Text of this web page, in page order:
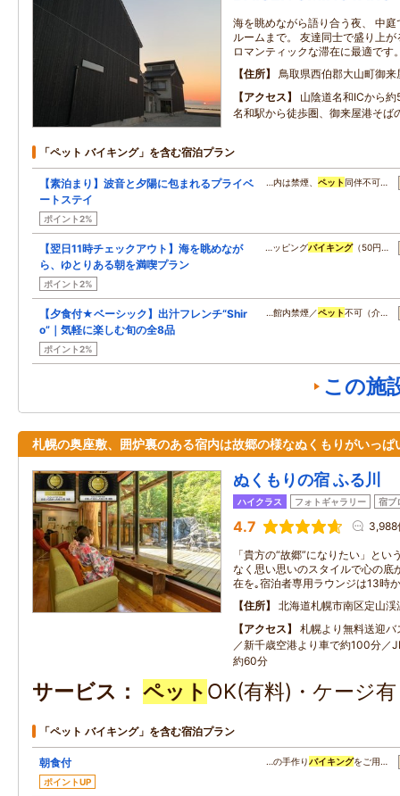
海を眺めながら語り合う夜、 中
ルームまで。 友達同士で盛り上
ロマンティックな滞在に最適です
住所
鳥取県西伯郡大山町御来
アクセス
山陰道名和ICから
名和駅から徒歩圏、御来屋港そば
「ペット バイキング」を含む宿泊プラン
【素泊まり】波音と夕陽に包まれるプライベ
ートステイ
ポイント2%
…内は禁煙、 ペット 同伴不可…
【翌日11時チェックアウト】海を眺めなが
ら、ゆとりある朝を満喫プラン
ポイント2%
…ッピングバイキング（50円…
【夕食付★ベーシック】出汁フレンチ“Shir
o”｜気軽に楽しむ旬の全8品
ポイント2%
…館内禁煙／ペット不可（介…
この施
札幌の奥座敷、囲炉裏のある宿内は故郷の様なぬくもりがいっぱ
ぬくもりの宿 ふる川
ハイクラス フォトギャラリー 宿ブ
4.7 3,988
「貴方の“故郷”になりたい」と
なく思い思いのスタイルで心の底
在を｡宿泊者専用ラウンジは13時
住所
北海道札幌市南区定山
アクセス
札幌より無料送迎
／新千歳空港より車で約100分／
約60分
サービス ペット OK(有料)・ケージ
「ペット バイキング」を含む宿泊プラン
朝食付
ポイントUP
…の手作りバイキングをご用…